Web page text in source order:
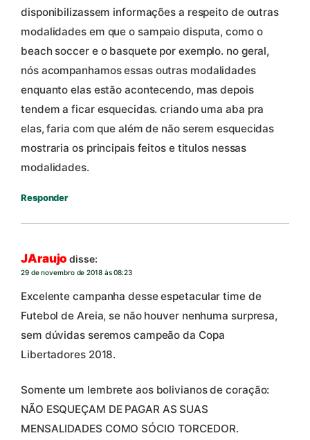
disponibilizassem informações a respeito de outras
modalidades em que o sampaio disputa, como o
beach soccer e o basquete por exemplo. no geral,
nós acompanhamos essas outras modalidades
enquanto elas estão acontecendo, mas depois
tendem a ficar esquecidas. criando uma aba pra
elas, faria com que além de não serem esquecidas
mostraria os principais feitos e titulos nessas
modalidades.
Responder
JAraujo disse:
29 de novembro de 2018 às 08:23
Excelente campanha desse espetacular time de
Futebol de Areia, se não houver nenhuma surpresa,
sem dúvidas seremos campeão da Copa
Libertadores 2018.
Somente um lembrete aos bolivianos de coração:
NÃO ESQUEÇAM DE PAGAR AS SUAS
MENSALIDADES COMO SÓCIO TORCEDOR.